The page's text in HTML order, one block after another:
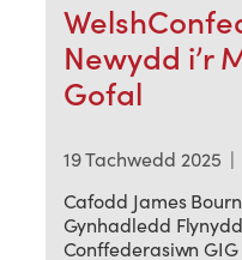
Newydd i’r
Gofal
19 Tachwedd 2025 |
Cafodd James
Gynhadledd
Conffederasiwn